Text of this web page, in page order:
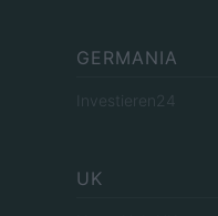
GERMANIA
Investieren24
UK